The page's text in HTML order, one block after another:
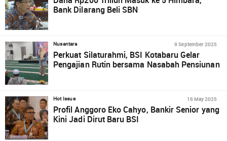
Bank Dilarang Beli SBN
Nusantara 9 September 2025
Perkuat Silaturahmi, BSI Kotabaru Gelar
Pengajian Rutin bersama Nasabah Pensiunan
Hot Issue 16 May 2025
Profil Anggoro Eko Cahyo, Bankir Senior yang
Kini Jadi Dirut Baru BSI